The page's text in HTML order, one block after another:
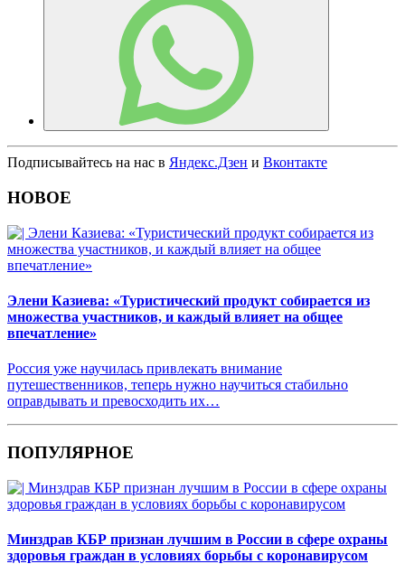
Подписывайтесь на нас в Яндекс.Дзен и Вконтакте
НОВОЕ
Элени Казиева: «Туристический продукт собирается из
множества участников, и каждый влияет на общее
впечатление»
Россия уже научилась привлекать внимание
путешественников, теперь нужно научиться стабильно
оправдывать и превосходить их…
ПОПУЛЯРНОЕ
Минздрав КБР признан лучшим в России в сфере охраны
здоровья граждан в условиях борьбы с коронавирусом